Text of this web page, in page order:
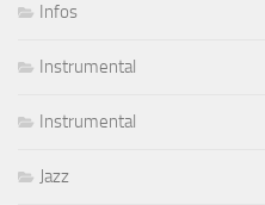
Infos
Instrumental
Instrumental
Jazz